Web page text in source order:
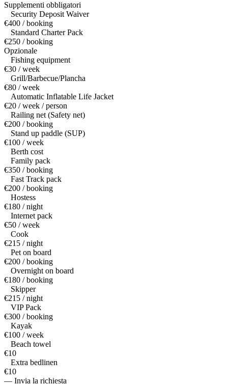
Supplementi obbligatori
Security Deposit Waiver
€400 / booking
Standard Charter Pack
€250 / booking
Opzionale
Fishing equipment
€30 / week
Grill/Barbecue/Plancha
€80 / week
Automatic Inflatable Life Jacket
€20 / week / person
Railing net (Safety net)
€200 / booking
Stand up paddle (SUP)
€100 / week
Berth cost
Family pack
€350 / booking
Fast Track pack
€200 / booking
Hostess
€180 / night
Internet pack
€50 / week
Cook
€215 / night
Pet on board
€200 / booking
Overnight on board
€180 / booking
Skipper
€215 / night
VIP Pack
€300 / booking
Kayak
€100 / week
Beach towel
€10
Extra bedlinen
€10
— Invia la richiesta